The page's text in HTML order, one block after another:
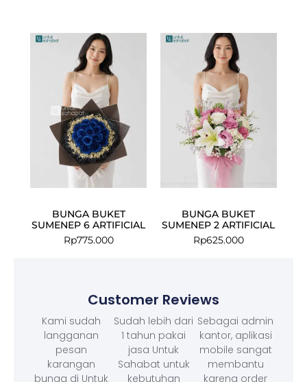
BUNGA BUKET
SUMENEP 6 ARTIFICIAL
Rp775.000
BUNGA BUKET
SUMENEP 2 ARTIFICIAL
Rp625.000
Customer Reviews
Kami sudah
langganan
pesan
karangan
bunga di Untuk
Sudah lebih dari
1 tahun pakai
jasa Untuk
Sahabat untuk
kebutuhan
Sebagai admin
kantor, aplikasi
mobile sangat
membantu
karena order